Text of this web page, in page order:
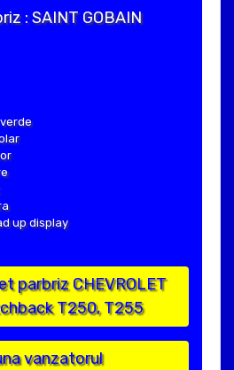
: SAINT GOBAIN
up display
parbriz CHEVROLET
T250, T255
vanzatorul